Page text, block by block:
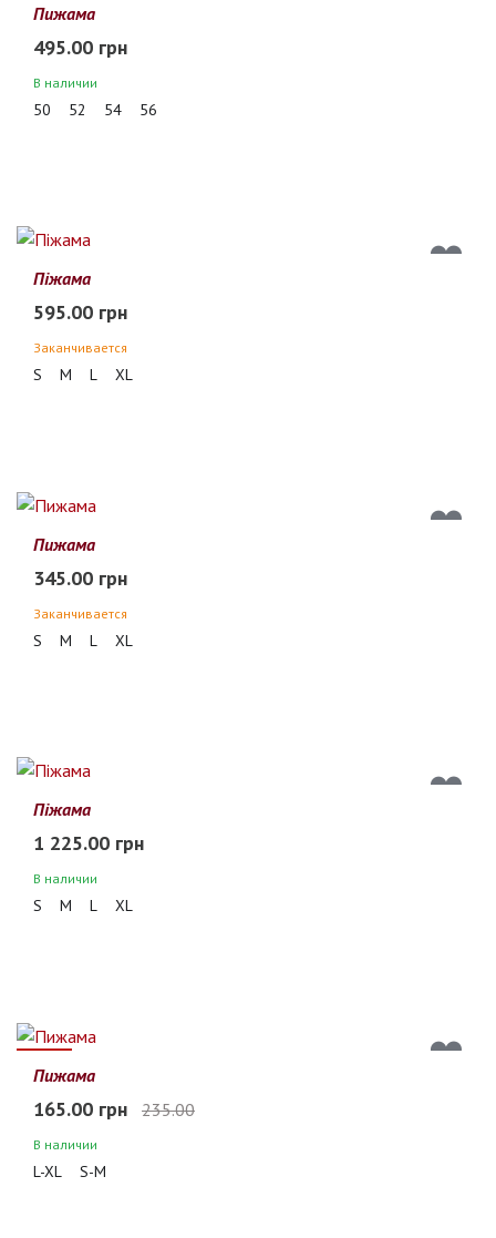
Пижама
495.00 грн
В наличии
50 52 54 56
Піжама
595.00 грн
Заканчивается
S M L XL
Пижама
345.00 грн
Заканчивается
S M L XL
Піжама
1 225.00 грн
В наличии
S M L XL
30%
Пижама
165.00 грн 235.00
В наличии
L-XL S-M